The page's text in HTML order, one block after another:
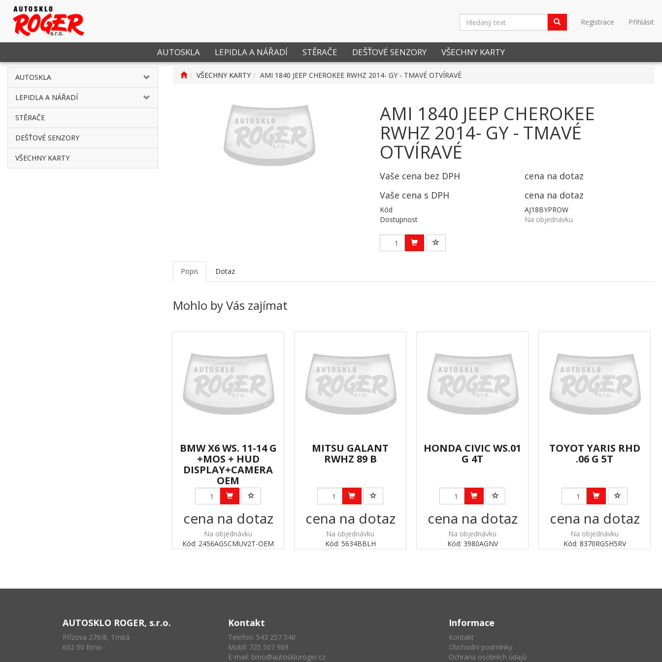
Registrace Přihlásit
AUTOSKLA LEPIDLA A NÁŘADÍ STĚRAČE DEŠŤOVÉ SENZORY VŠECHNY KARTY
AUTOSKLA
LEPIDLA A NÁŘADÍ
STĚRAČE
DEŠŤOVÉ SENZORY
VŠECHNY KARTY
VŠECHNY KARTY AMI 1840 JEEP CHEROKEE RWHZ 2014- GY - TMAVÉ OTVÍRAVÉ
AMI 1840 JEEP CHEROKEE
RWHZ 2014- GY - TMAVÉ
OTVÍRAVÉ
Vaše cena bez DPH
cena na dotaz
Vaše cena s DPH
cena na dotaz
Kód
AJ18BYPROW
Dostupnost
Na objednávku
Popis Dotaz
Mohlo by Vás zajímat
BMW X6 WS. 11-14 G
+MOS + HUD
DISPLAY+CAMERA
OEM
cena na dotaz
Na objednávku
Kód: 2456AGSCMUV2T-OEM
MITSU GALANT
RWHZ 89 B
cena na dotaz
Na objednávku
Kód: 5634BBLH
HONDA CIVIC WS.01
G 4T
cena na dotaz
Na objednávku
Kód: 3980AGNV
TOYOT YARIS RHD
.06 G 5T
cena na dotaz
Na objednávku
Kód: 8370RGSH5RV
AUTOSKLO ROGER, s.r.o.
Přízova 279/8, Trnitá
602 00 Brno
Kontakt
Telefon: 543 257 540
Mobil: 725 507 969
E-mail: brno@autoskloroger.cz
Informace
Kontakt
Obchodní podmínky
Ochrana osobních údajů